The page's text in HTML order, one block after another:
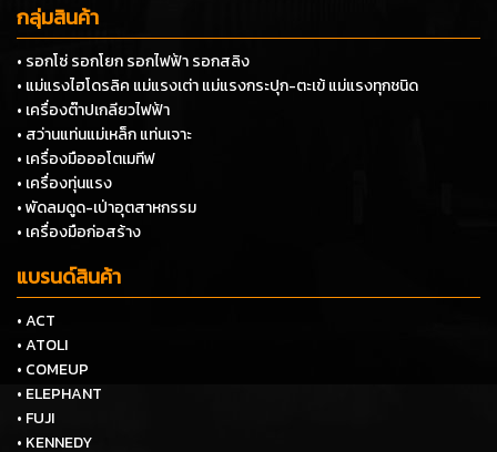
กลุ่มสินค้า
• รอกโซ่ รอกโยก รอกไฟฟ้า รอกสลิง
• แม่แรงไฮโดรลิค แม่แรงเต่า แม่แรงกระปุก-ตะเข้ แม่แรงทุกชนิด
• เครื่องต๊าปเกลียวไฟฟ้า
• สว่านแท่นแม่เหล็ก แท่นเจาะ
• เครื่องมือออโตเมทีฟ
• เครื่องทุ่นแรง
• พัดลมดูด-เป่าอุตสาหกรรม
• เครื่องมือก่อสร้าง
แบรนด์สินค้า
• ACT
• ATOLI
• COMEUP
• ELEPHANT
• FUJI
• KENNEDY